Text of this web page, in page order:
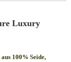
Luxury
100% Seide,